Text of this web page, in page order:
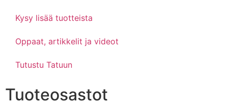
Kysy lisää tuotteista
Oppaat, artikkelit ja videot
Tutustu Tatuun
Tuoteosastot